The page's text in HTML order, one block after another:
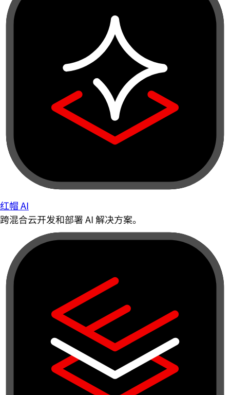
红帽 AI
跨混合云开发和部署 AI 解决方案。